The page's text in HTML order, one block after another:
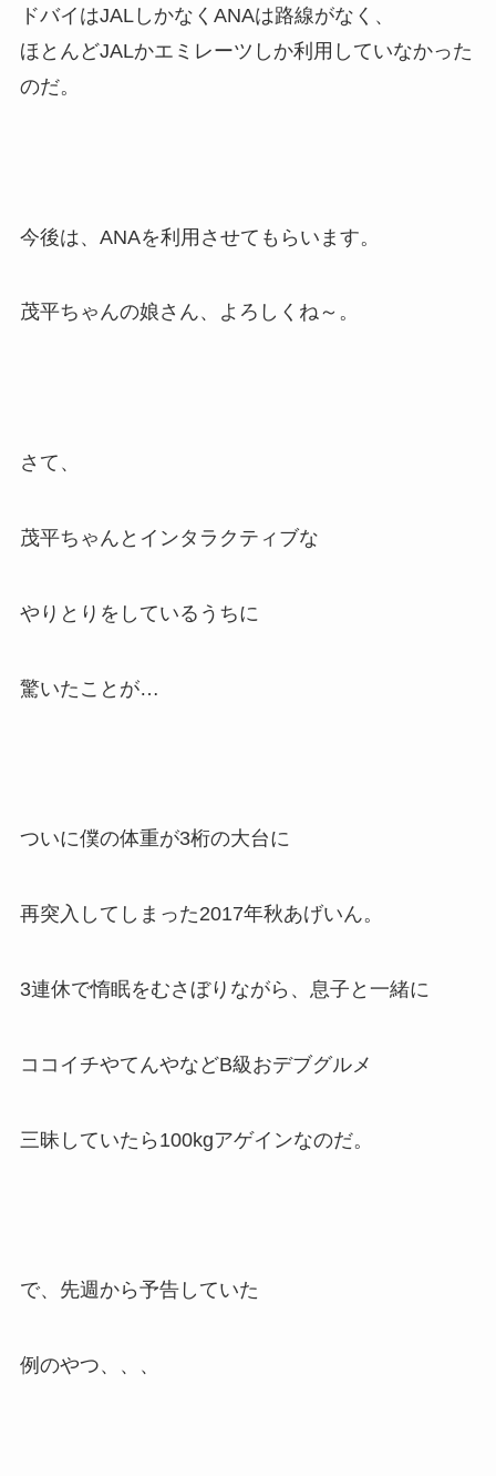
ドバイはJALしかなくANAは路線がなく、
ほとんどJALかエミレーツしか利用していなかった
のだ。
今後は、ANAを利用させてもらいます。
茂平ちゃんの娘さん、よろしくね～。
さて、
茂平ちゃんとインタラクティブな
やりとりをしているうちに
驚いたことが…
ついに僕の体重が3桁の大台に
再突入してしまった2017年秋あげいん。
3連休で惰眠をむさぼりながら、息子と一緒に
ココイチやてんやなどB級おデブグルメ
三昧していたら100kgアゲインなのだ。
で、先週から予告していた
例のやつ、、、